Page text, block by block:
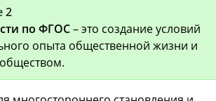
2
по ФГОС– это создание условий
опыта общественной жизни и